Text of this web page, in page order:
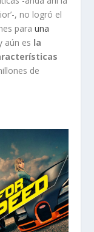
, no logró el
parauna
aún es la
de